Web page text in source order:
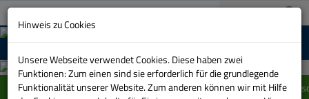
03733 151-0 A+
MENU
Einschränkung im Linienverlauf der Linie 415
Hinweis zu Cookies
Unsere Webseite verwendet Cookies. Diese haben zwei
Funktionen: Zum einen sind sie erforderlich für die grundlegende
Funktionalität unserer Website. Zum anderen können wir mit Hilfe